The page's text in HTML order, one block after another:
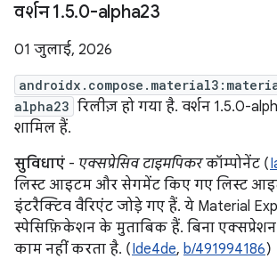
वर्शन 1.5.0-alpha23
01 जुलाई, 2026
alpha23 रिलीज़ हो गया है. वर्शन 1.5.0-
शामिल हैं.
सुविधाएं - एक्सप्रेसिव टाइमपिकरकॉम्पोनेंट (
लिस्ट आइटम और सेगमेंट किए गए लिस्ट
इंटरैक्टिव वैरिएंट जोड़े गए हैं. ये Material
स्पेसिफ़िकेशन के मुताबिक हैं. बिना एक्सप्रेशन
काम नहीं करता है. (Ide4de, b/491994186)